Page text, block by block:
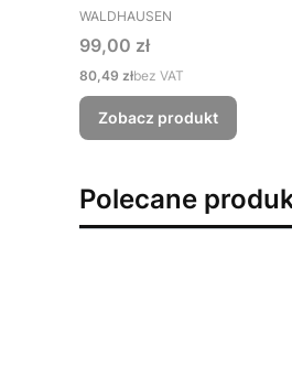
PRODUCENT
WALDHAUSEN
Cena
99,00 zł
Cena
80,49 złbez VAT
Zobacz produkt
Polecane